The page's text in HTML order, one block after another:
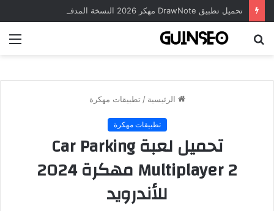
الرئيسية / تطبيقات مهكرة
تطبيقات مهكرة
تحميل لعبة Car Parking
Multiplayer 2 مهكرة 2024
للأندرويد